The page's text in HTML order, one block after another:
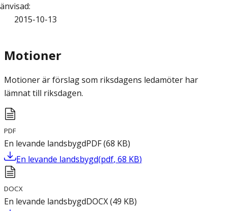
:
2015-10-13
Motioner
Motioner är förslag som riksdagens ledamöter har
lämnat till riksdagen.
PDF
En levande landsbygdPDF(68 KB)
En levande landsbygd(pdf, 68 KB)
DOCX
En levande landsbygdDOCX(49 KB)